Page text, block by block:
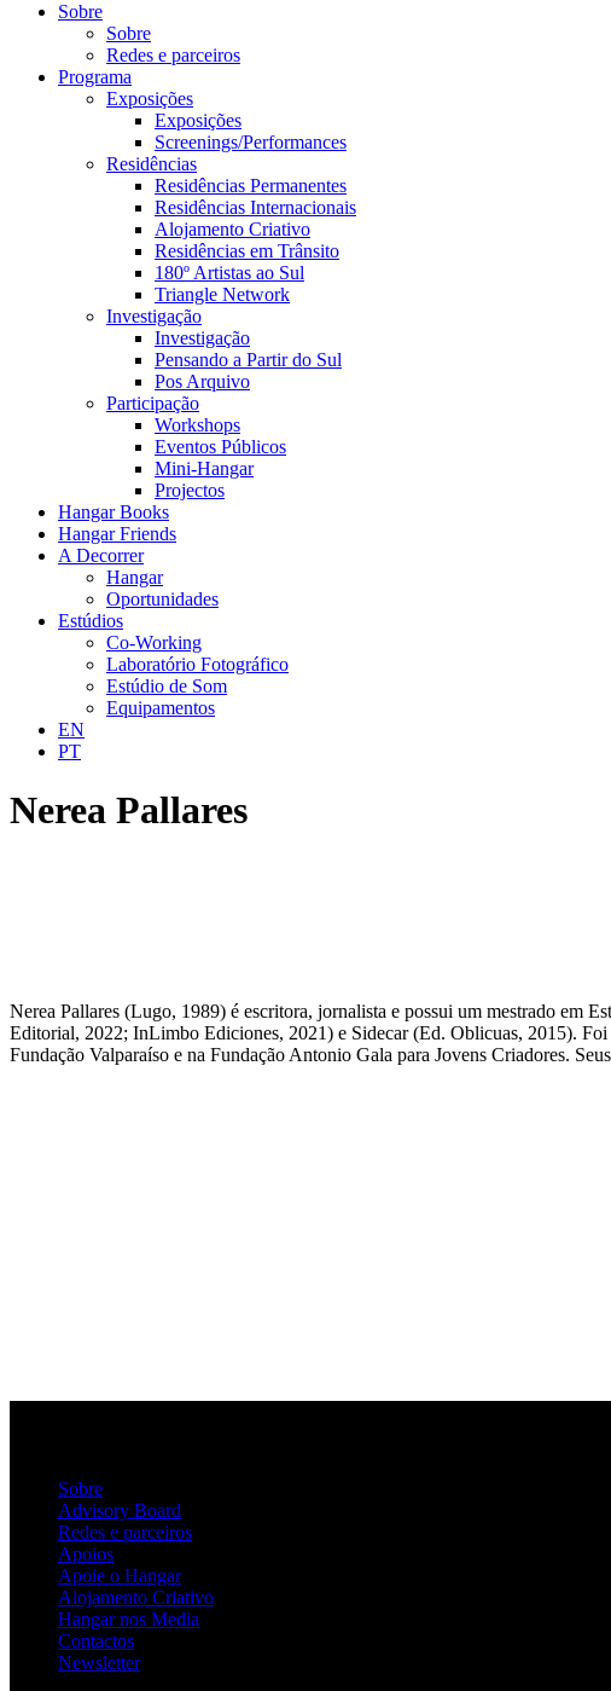
Sobre
Sobre
Redes e parceiros
Programa
Exposições
Exposições
Screenings/Performances
Residências
Residências Permanentes
Residências Internacionais
Alojamento Criativo
Residências em Trânsito
180º Artistas ao Sul
Triangle Network
Investigação
Investigação
Pensando a Partir do Sul
Pos Arquivo
Participação
Workshops
Eventos Públicos
Mini-Hangar
Projectos
Hangar Books
Hangar Friends
A Decorrer
Hangar
Oportunidades
Estúdios
Co-Working
Laboratório Fotográfico
Estúdio de Som
Equipamentos
EN
PT
Nerea Pallares
Nerea Pallares (Lugo, 1989) é escritora, jornalista e possui um mestrado em
Editorial, 2022; InLimbo Ediciones, 2021) e Sidecar (Ed. Oblicuas, 2015).
Fundação Valparaíso e na Fundação Antonio Gala para Jovens Criadores.
Sobre
Advisory Board
Redes e parceiros
Apoios
Apoie o Hangar
Alojamento Criativo
Hangar nos Media
Contactos
Newsletter